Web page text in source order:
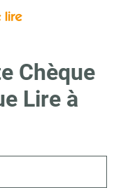
Chèque
Lire à